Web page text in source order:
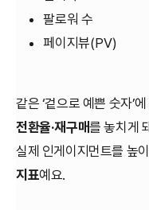
팔로워 수
페이지뷰(PV)
같은 ‘겉으로 예쁜 숫자’
전환율·재구매를 놓치게
실제 인게이지먼트를 높
지표예요.